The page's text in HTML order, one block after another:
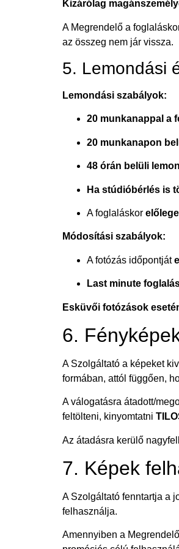
Kizárólag
A Megrendelő a
az összeg nem jár vissza.
5. Lemondási
Lemondási szabályok:
20 munkanappal a
20 munkanapon
48 órán belüli
Ha stúdióbérlés is
A foglaláskor
Módosítási szabályok:
A fotózás időpontját
Last minute
Esküvői fotózások
6.
A Szolgáltató a képeket
formában, attól függően,
A válogatásra átadott/
feltölteni, kinyomtatni
Az átadásra kerülő
7. Képek
A Szolgáltató fenntartja a
felhasználja.
Amennyiben a Megrendelő